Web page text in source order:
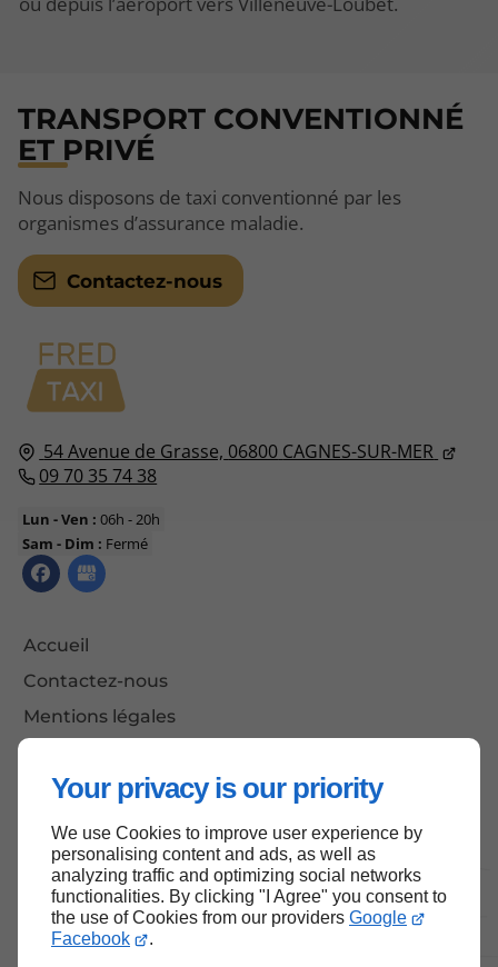
Your privacy is our priority
We use Cookies to improve user experience by
personalising content and ads, as well as
analyzing traffic and optimizing social networks
functionalities. By clicking "I Agree" you consent to
the use of Cookies from our providers Google
Facebook
.
54 Avenue de Grasse, 06800 CAGNES-SUR-MER
09 70 35 74 38
Lun - Ven : 06h - 20h
Sam - Dim : Fermé
Accueil
Contactez-nous
Mentions légales
TRANSPORT CONVENTIONNÉ
ET PRIVÉ
Nous disposons de taxi conventionné par les
organismes d’assurance maladie.
Contactez-nous
Haut de page